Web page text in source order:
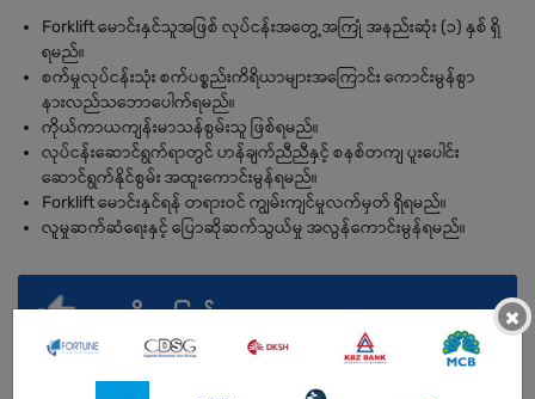
Forklift မောင်းနှင်သူအဖြစ် လုပ်ငန်းအတွေ့အကြုံ အနည်းဆုံး (၁) နှစ် ရှိ
ရမည်။
စက်မှုလုပ်ငန်းသုံး စက်ပစ္စည်းကိရိယာများအကြောင်း ကောင်းမွန်စွာ
နားလည်သဘောပေါက်ရမည်။
ကိုယ်ကာယကျန်းမာသန်စွမ်းသူ ဖြစ်ရမည်။
လုပ်ငန်းဆောင်ရွက်ရာတွင် ဟန်ချက်ညီညီနှင့် စနစ်တကျ ပူးပေါင်း
ဆောင်ရွက်နိုင်စွမ်း အထူးကောင်းမွန်ရမည်။
Forklift မောင်းနှင်ရန် တရားဝင် ကျွမ်းကျင်မှုလက်မှတ် ရှိရမည်။
လူမှုဆက်ဆံရေးနှင့် ပြောဆိုဆက်သွယ်မှု အလွန်ကောင်းမွန်ရမည်။
အကျိုးအမြတ် ×